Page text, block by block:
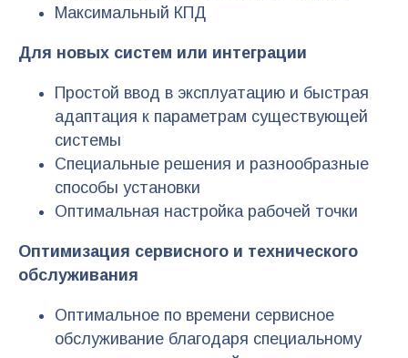
Максимальный КПД
Для новых систем или интеграции
Простой ввод в эксплуатацию и быстрая
адаптация к параметрам существующей
системы
Специальные решения и разнообразные
способы установки
Оптимальная настройка рабочей точки
Оптимизация сервисного и технического
обслуживания
Оптимальное по времени сервисное
обслуживание благодаря специальному